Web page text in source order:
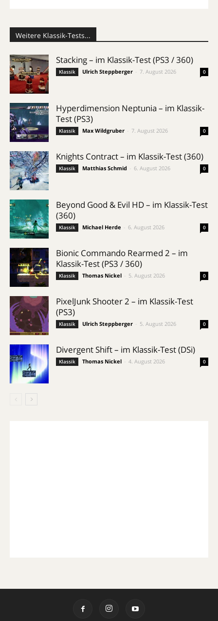
Weitere Klassik-Tests...
Stacking – im Klassik-Test (PS3 / 360)
Klassik Ulrich Steppberger 7. August 2026 0
Hyperdimension Neptunia – im Klassik-
Test (PS3)
Klassik Max Wildgruber 7. August 2026 0
Knights Contract – im Klassik-Test (360)
Klassik Matthias Schmid 6. August 2026 0
Beyond Good & Evil HD – im Klassik-Test
(360)
Klassik Michael Herde 6. August 2026 0
Bionic Commando Rearmed 2 – im
Klassik-Test (PS3 / 360)
Klassik Thomas Nickel 5. August 2026 0
PixelJunk Shooter 2 – im Klassik-Test
(PS3)
Klassik Ulrich Steppberger 5. August 2026 0
Divergent Shift – im Klassik-Test (DSi)
Klassik Thomas Nickel 4. August 2026 0